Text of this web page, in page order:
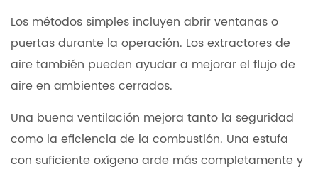
Los métodos simples incluyen abrir ventanas o
puertas durante la operación. Los extractores de
aire también pueden ayudar a mejorar el flujo de
aire en ambientes cerrados.
Una buena ventilación mejora tanto la seguridad
como la eficiencia de la combustión. Una estufa
con suficiente oxígeno arde más completamente y